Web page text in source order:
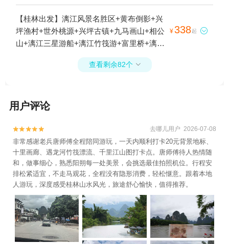
【桂林出发】漓江风景名胜区+黄布倒影+兴
坪渔村+世外桃源+兴坪古镇+九马画山+相公
山+漓江三星游船+漓江竹筏游+富里桥+漓江
精华游+二十元人民币背景图1日游
¥338起 
查看剩余82个 
用户评论

 去哪儿用户 2026-07-08
非常感谢老兵唐师傅全程陪同游玩，一天内顺利打卡20元背景地标、
十里画廊、遇龙河竹筏漂流、千里江山图打卡点。唐师傅待人热情随
和，做事细心，熟悉阳朔每一处美景，会挑选最佳拍照机位。行程安
排松紧适宜，不走马观花，全程没有隐形消费，轻松惬意。跟着本地
人游玩，深度感受桂林山水风光，旅途舒心愉快，值得推荐。